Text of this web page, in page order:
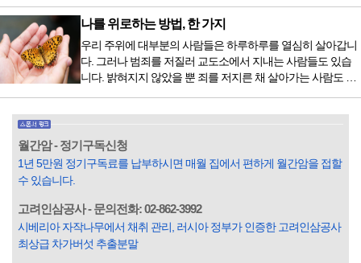
막이 열리기 전. 그 특유의 무대 냄새를 맡았을 때의 긴장감 같
은 것이었다. 두 금동 미륵 반가사유상을 만나러 가는 길은 그
렇게 시작됐다. 두 반가사유상을 알게 된 것은 몇 해 전이었다.
잡지의 발행인으로 독자에게 선보일 좋은 콘텐츠를 고민하던
중 우리 문화재를 하나씩 소개하고자...
나를 위로하는 방법, 한 가지
우리 주위에 대부분의 사람들은 하루하루를 열심히 살아갑니
다. 그러나 범죄를 저질러 교도소에서 지내는 사람들도 있습
니다. 밝혀지지 않았을 뿐 죄를 저지른 채 살아가는 사람도 있
입힌다는 것입니다. 미꾸라지 한 마리가 시냇물을 흐린다는
옛말이 그저 허투루 생기지는 않은 듯합니다. 대부분의 사람
들은 열심히 살아갑니다. 그렇다고 97%의 사람들이 모두 착
월간암 - 정기구독신청
1년 5만원 정기구독료를 납부하시면 매월 집에서 편하게 월간암을 접할
수 있습니다.
고려인삼공사 - 문의전화: 02-862-3992
시베리아 자작나무에서 채취 관리, 러시아 정부가 인증한 고려인삼공사
최상급 차가버섯 추출분말